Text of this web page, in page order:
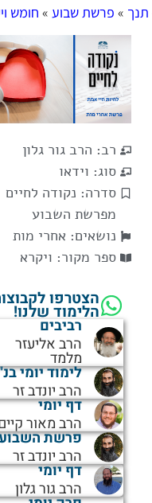
תנך » פרשת שבוע » חומש
רב: הרב גור גלון
סוג: וידאו
סדרה: נקודה לחיים
מפרשת השבוע
נושאים: אחרי מות
ספר מקור: ויקרא
הצטרפו
הלימוד שלנו!
רביבים
הרב אליעזר
מלמד
לימוד יומי
הרב יונדב זר
דף יומי
הרב מאור
פרשת
הרב יונדב זר
דף יומי
הרב גור גלון